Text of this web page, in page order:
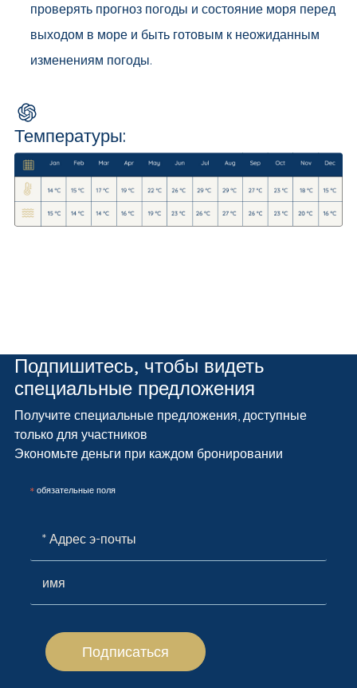
проверять прогноз погоды и состояние моря перед
выходом в море и быть готовым к неожиданным
изменениям погоды.
Температуры:
Подпишитесь, чтобы видеть
специальные предложения
Получите специальные предложения, доступные
только для участников
Экономьте деньги при каждом бронировании
*обязательные поля
Подписаться